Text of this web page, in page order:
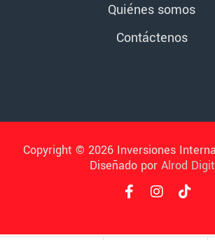
Quiénes somos
Contáctenos
Copyright © 2026 Inversiones
Diseñado por Alrod